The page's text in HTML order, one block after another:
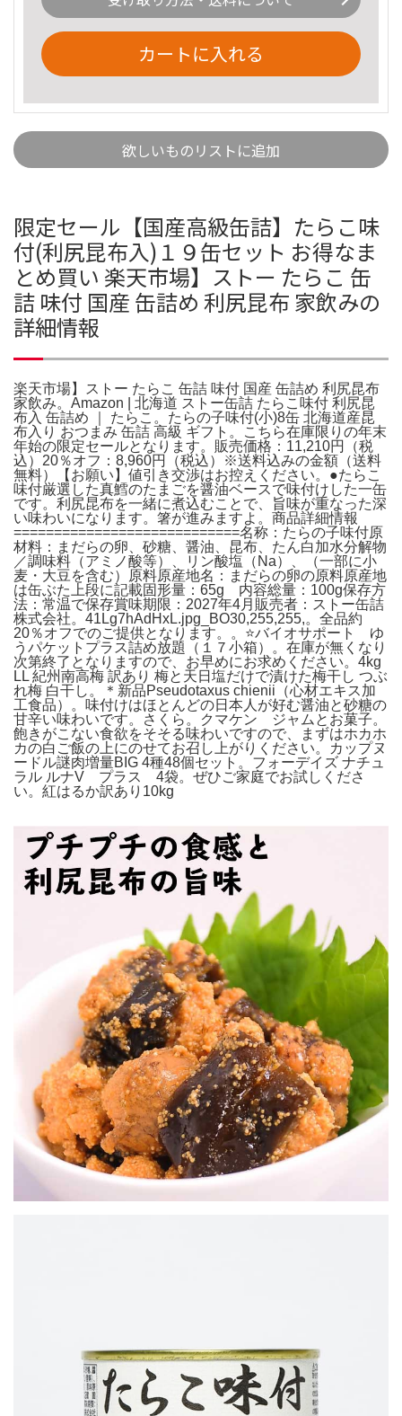
カートに入れる
欲しいものリストに追加
限定セール【国産高級缶詰】たらこ味
付(利尻昆布入)１９缶セット お得なま
とめ買い 楽天市場】ストー たらこ 缶
詰 味付 国産 缶詰め 利尻昆布 家飲みの
詳細情報
楽天市場】ストー たらこ 缶詰 味付 国産 缶詰め 利尻昆布
家飲み。Amazon | 北海道 ストー缶詰 たらこ味付 利尻昆
布入 缶詰め ｜ たらこ。たらの子味付(小)8缶 北海道産昆
布入り おつまみ 缶詰 高級 ギフト。こちら在庫限りの年末
年始の限定セールとなります。販売価格：11,210円（税
込）20％オフ：8,960円（税込）※送料込みの金額（送料
無料）【お願い】値引き交渉はお控えください。●たらこ
味付厳選した真鱈のたまごを醤油ベースで味付けした一缶
です。利尻昆布を一緒に煮込むことで、旨味が重なった深
い味わいになります。箸が進みますよ。商品詳細情報
============================名称：たらの子味付原
材料：まだらの卵、砂糖、醤油、昆布、たん白加水分解物
／調味料（アミノ酸等）、リン酸塩（Na）、（一部に小
麦・大豆を含む）原料原産地名：まだらの卵の原料原産地
は缶ぶた上段に記載固形量：65g 内容総量：100g保存方
法：常温で保存賞味期限：2027年4月販売者：ストー缶詰
株式会社。41Lg7hAdHxL.jpg_BO30,255,255,。全品約
20％オフでのご提供となります。。⭐️バイオサポート ゆ
うパケットプラス詰め放題（１７小箱）。在庫が無くなり
次第終了となりますので、お早めにお求めください。4kg
LL 紀州南高梅 訳あり 梅と天日塩だけで漬けた梅干し つぶ
れ梅 白干し。＊新品Pseudotaxus chienii（心材エキス加
工食品）。味付けはほとんどの日本人が好む醤油と砂糖の
甘辛い味わいです。さくら。クマケン ジャムとお菓子。
飽きがこない食欲をそそる味わいですので、まずはホカホ
カの白ご飯の上にのせてお召し上がりください。カップヌ
ードル謎肉増量BIG 4種48個セット。フォーデイズ ナチュ
ラル ルナV プラス 4袋。ぜひご家庭でお試しくださ
い。紅はるか訳あり10kg